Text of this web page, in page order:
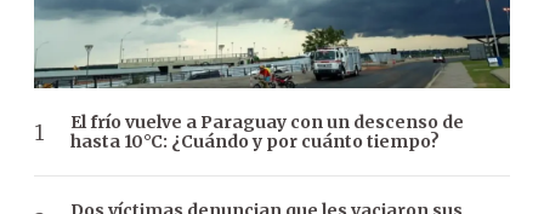
El frío vuelve a Paraguay con un descenso de
hasta 10°C: ¿Cuándo y por cuánto tiempo?